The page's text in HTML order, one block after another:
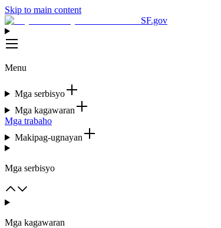
Skip to main content
SF.gov
Menu
Mga serbisyo
Mga kagawaran
Mga trabaho
Makipag-ugnayan
Mga serbisyo
Mga kagawaran